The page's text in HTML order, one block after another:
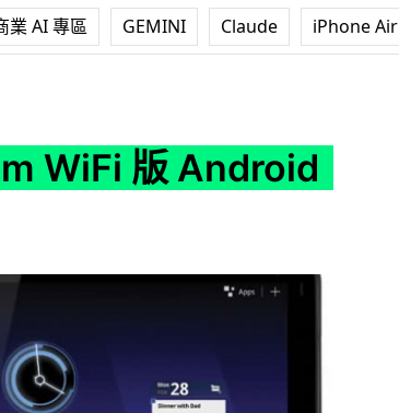
業 AI 專區 GEMINI Claude iPhone Air
WiFi 版 Android